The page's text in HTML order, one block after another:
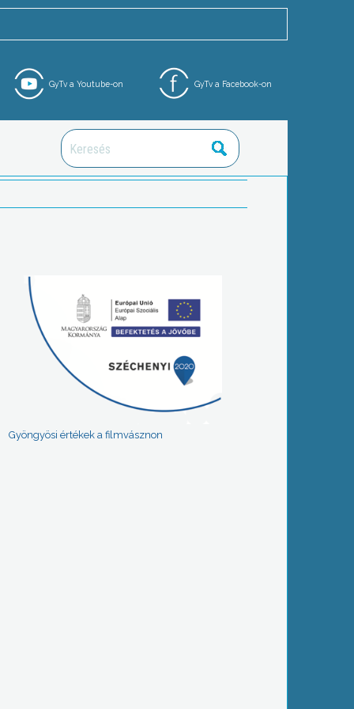
GyTv a Facebook-on
GyTv a Youtube-on
Gyöngyösi értékek a filmvásznon